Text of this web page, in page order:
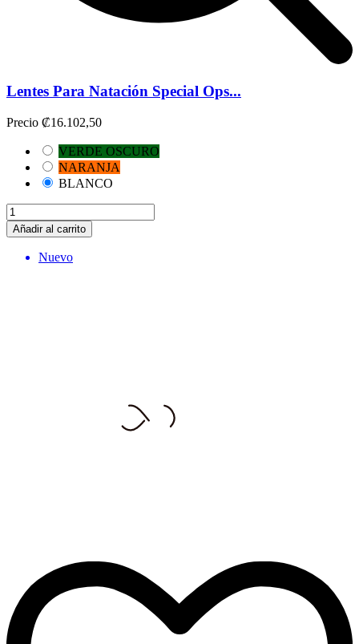
Lentes Para Natación Special Ops...
Precio ₡16.102,50
VERDE OSCURO
NARANJA
BLANCO
Añadir al carrito
Nuevo